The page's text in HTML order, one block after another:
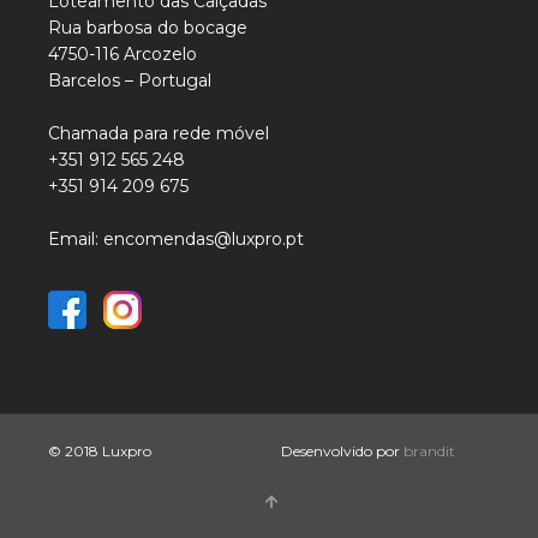
Rua barbosa do bocage
4750-116 Arcozelo
Barcelos – Portugal
Chamada para rede móvel
+351 912 565 248
+351 914 209 675
Email: encomendas@luxpro.pt
© 2018 Luxpro Desenvolvido por brandit